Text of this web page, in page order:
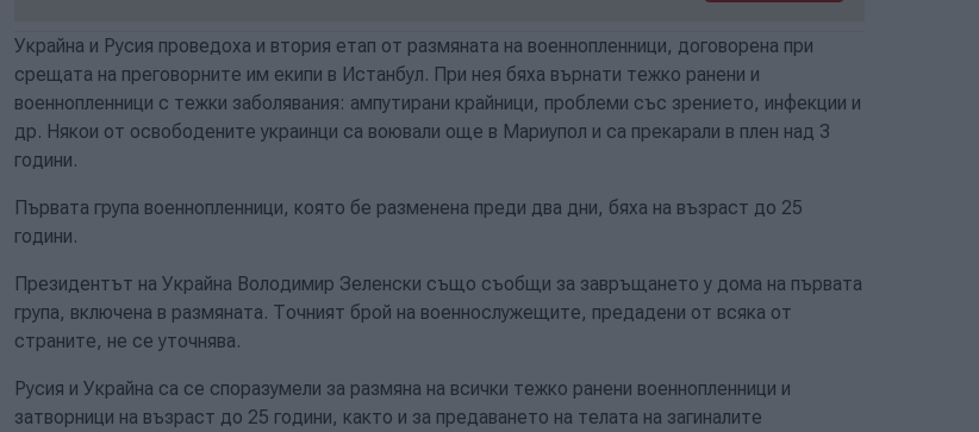
Украйна и Русия проведоха и втория етап от размяната на военнопленници, договорена при
срещата на преговорните им екипи в Истанбул. При нея бяха върнати тежко ранени и
военнопленници с тежки заболявания: ампутирани крайници, проблеми със зрението, инфекции и
др. Някои от освободените украинци са воювали още в Мариупол и са прекарали в плен над 3
години.
Първата група военнопленници, която бе разменена преди два дни, бяха на възраст до 25
години.
Президентът на Украйна Володимир Зеленски също съобщи за завръщането у дома на първата
група, включена в размяната. Точният брой на военнослужещите, предадени от всяка от
страните, не се уточнява.
Русия и Украйна са се споразумели за размяна на всички тежко ранени военнопленници и
затворници на възраст до 25 години, както и за предаването на телата на загиналите